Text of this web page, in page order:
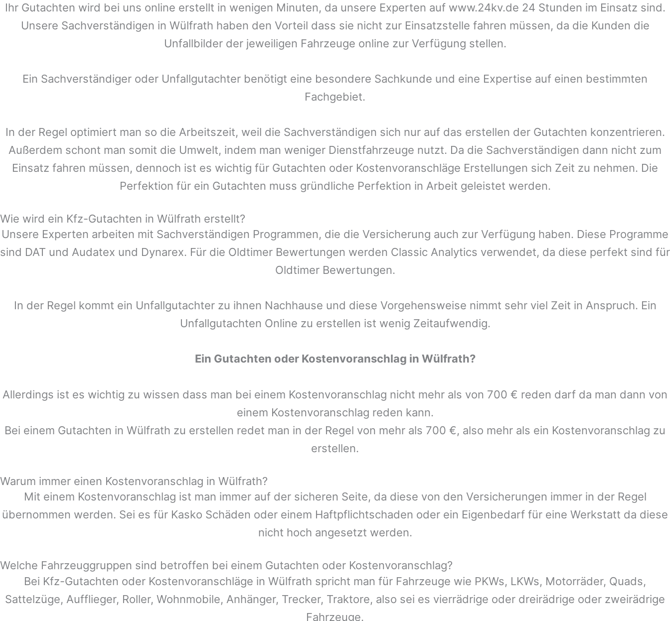
Ihr Gutachten wird bei uns online erstellt in wenigen Minuten, da unsere Experten auf www.24kv.de 24 Stunden im Einsatz sind.
Unsere Sachverständigen in Wülfrath haben den Vorteil dass sie nicht zur Einsatzstelle fahren müssen, da die Kunden die
Unfallbilder der jeweiligen Fahrzeuge online zur Verfügung stellen.
Ein Sachverständiger oder Unfallgutachter benötigt eine besondere Sachkunde und eine Expertise auf einen bestimmten
Fachgebiet.
In der Regel optimiert man so die Arbeitszeit, weil die Sachverständigen sich nur auf das erstellen der Gutachten konzentrieren.
Außerdem schont man somit die Umwelt, indem man weniger Dienstfahrzeuge nutzt. Da die Sachverständigen dann nicht zum
Einsatz fahren müssen, dennoch ist es wichtig für Gutachten oder Kostenvoranschläge Erstellungen sich Zeit zu nehmen. Die
Perfektion für ein Gutachten muss gründliche Perfektion in Arbeit geleistet werden.
Wie wird ein Kfz-Gutachten in Wülfrath erstellt?
Unsere Experten arbeiten mit Sachverständigen Programmen, die die Versicherung auch zur Verfügung haben. Diese Programme
sind DAT und Audatex und Dynarex. Für die Oldtimer Bewertungen werden Classic Analytics verwendet, da diese perfekt sind für
Oldtimer Bewertungen.
In der Regel kommt ein Unfallgutachter zu ihnen Nachhause und diese Vorgehensweise nimmt sehr viel Zeit in Anspruch. Ein
Unfallgutachten Online zu erstellen ist wenig Zeitaufwendig.
Ein Gutachten oder Kostenvoranschlag in Wülfrath?
Allerdings ist es wichtig zu wissen dass man bei einem Kostenvoranschlag nicht mehr als von 700 € reden darf da man dann von
einem Kostenvoranschlag reden kann.
Bei einem Gutachten in Wülfrath zu erstellen redet man in der Regel von mehr als 700 €, also mehr als ein Kostenvoranschlag zu
erstellen.
Warum immer einen Kostenvoranschlag in Wülfrath?
Mit einem Kostenvoranschlag ist man immer auf der sicheren Seite, da diese von den Versicherungen immer in der Regel
übernommen werden. Sei es für Kasko Schäden oder einem Haftpflichtschaden oder ein Eigenbedarf für eine Werkstatt da diese
nicht hoch angesetzt werden.
Welche Fahrzeuggruppen sind betroffen bei einem Gutachten oder Kostenvoranschlag?
Bei Kfz-Gutachten oder Kostenvoranschläge in Wülfrath spricht man für Fahrzeuge wie PKWs, LKWs, Motorräder, Quads,
Sattelzüge, Aufflieger, Roller, Wohnmobile, Anhänger, Trecker, Traktore, also sei es vierrädrige oder dreirädrige oder zweirädrige
Fahrzeuge.